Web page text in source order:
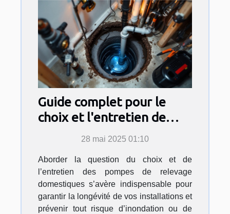
Guide complet pour le
choix et l'entretien de
pompes de relevage
28 mai 2025 01:10
Aborder la question du choix et de
l’entretien des pompes de relevage
domestiques s’avère indispensable pour
garantir la longévité de vos installations et
prévenir tout risque d’inondation ou de